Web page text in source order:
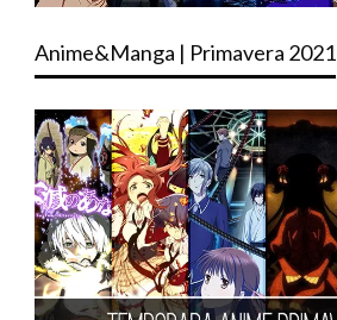
Anime&Manga | Primavera 2021